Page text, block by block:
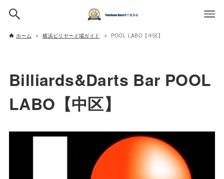
ホーム 横浜ビリヤード場ガイド POOL LABO【中区】
Billiards&Darts Bar POOL
LABO【中区】